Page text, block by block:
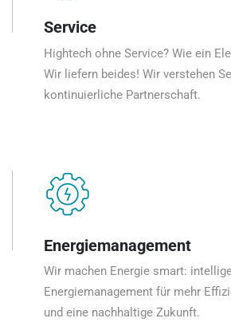
Service
Hightech ohne Service? Wie ein
Wir liefern beides! Wir verstehen
kontinuierliche Partnerschaft.
Energiemanagement
Wir machen Energie smart:
Energiemanagement für mehr
und eine nachhaltige Zukunft.